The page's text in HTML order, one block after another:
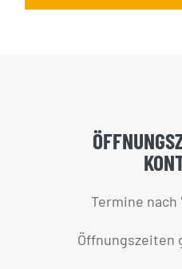
Termine
Öffnungszeiten